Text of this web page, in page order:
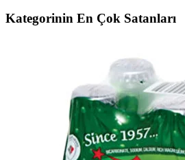
Kategorinin En Çok Satanları